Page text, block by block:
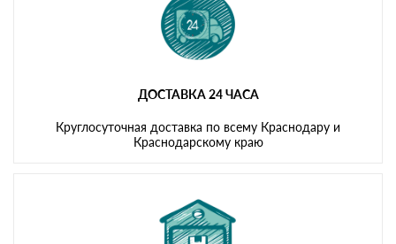
ДОСТАВКА 24 ЧАСА
Круглосуточная доставка по всему Краснодару и
Краснодарскому краю